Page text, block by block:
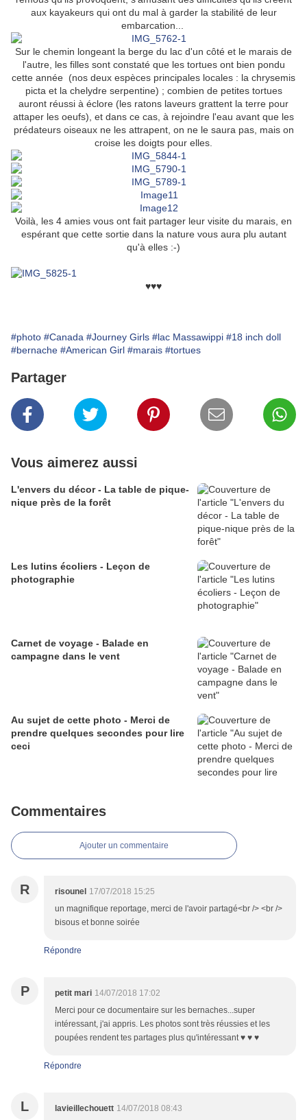
aux kayakeurs qui ont du mal à garder la stabilité de leur
embarcation...
Sur le chemin longeant la berge du lac d'un côté et le marais de
l'autre, les filles sont constaté que les tortues ont bien pondu
cette année (nos deux espèces principales locales : la chrysemis
picta et la chelydre serpentine) ; combien de petites tortues
auront réussi à éclore (les ratons laveurs grattent la terre pour
attaper les oeufs), et dans ce cas, à rejoindre l'eau avant que les
prédateurs oiseaux ne les attrapent, on ne le saura pas, mais on
croise les doigts pour elles.
Voilà, les 4 amies vous ont fait partager leur visite du marais, en
espérant que cette sortie dans la nature vous aura plu autant
qu'à elles :-)
♥♥♥
#photo #Canada #Journey Girls #lac Massawippi #18 inch doll
#bernache #American Girl #marais #tortues
Partager
Vous aimerez aussi
L'envers du décor - La table de pique-
nique près de la forêt
Les lutins écoliers - Leçon de
photographie
Carnet de voyage - Balade en
campagne dans le vent
Au sujet de cette photo - Merci de
prendre quelques secondes pour lire
ceci
Commentaires
Ajouter un commentaire
R risounel 17/07/2018 15:25
un magnifique reportage, merci de l'avoir partagé<br /> <br />
bisous et bonne soirée
Répondre
P petit mari 14/07/2018 17:02
Merci pour ce documentaire sur les bernaches...super
intéressant, j'ai appris. Les photos sont très réussies et les
poupées rendent tes partages plus qu'intéressant ♥ ♥ ♥
Répondre
L lavieillechouett 14/07/2018 08:43